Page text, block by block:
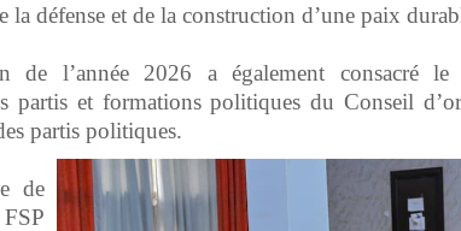
la défense et de la construction d’une paix
de l’année 2026 a également consacré
partis et formations politiques du Conseil
partis politiques.
de